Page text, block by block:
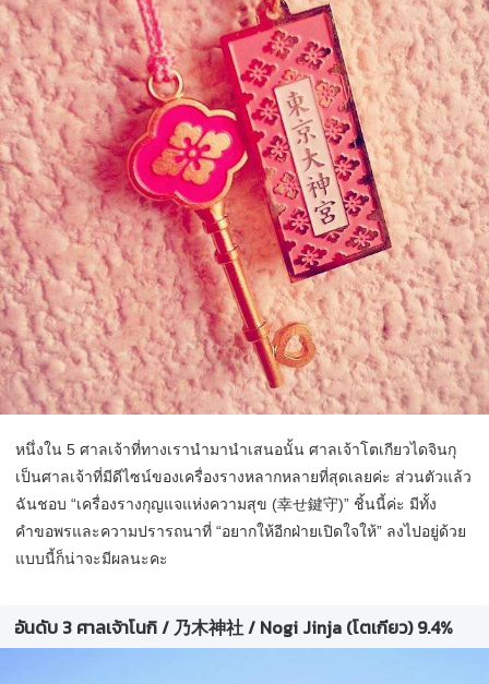
หนึ่งใน 5 ศาลเจ้าที่ทางเรานำมานำเสนอนั้น ศาลเจ้าโตเกียวไดจินกุ
เป็นศาลเจ้าที่มีดีไซน์ของเครื่องรางหลากหลายที่สุดเลยค่ะ ส่วนตัวแล้ว
ฉันชอบ “เครื่องรางกุญแจแห่งความสุข (幸せ鍵守)” ชิ้นนี้ค่ะ มีทั้ง
คำขอพรและความปรารถนาที่ “อยากให้อีกฝ่ายเปิดใจให้” ลงไปอยู่ด้วย
แบบนี้ก็น่าจะมีผลนะคะ
อันดับ 3 ศาลเจ้าโนกิ / 乃木神社 / Nogi Jinja (โตเกียว) 9.4%